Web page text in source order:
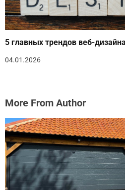
5 главных трендов веб-
04.01.2026
More From Author